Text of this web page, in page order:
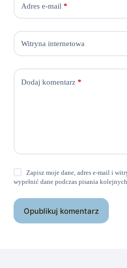
Adres e-mail *
Witryna internetowa
Dodaj komentarz*
Zapisz moje dane, adres e-mail i
wypełnić dane podczas pisania
Opublikuj komentarz